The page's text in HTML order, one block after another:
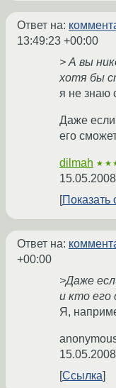
Ответ на:
13:49:23 +00:00
> А вы
хотя бы
я не знаю
Даже если
его
dilmah
Показать
Ответ на:
+00:00
>Даже
и кто его
Я,
Ссылка